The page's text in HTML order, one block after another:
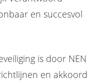
en succesvol
is door NEN
en akkoord